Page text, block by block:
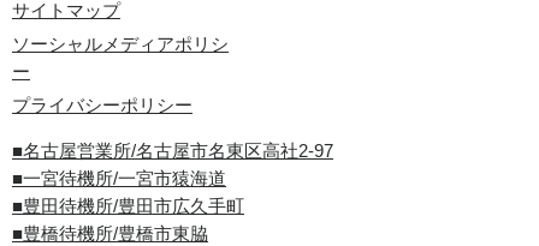
サイトマップ
ソーシャルメディアポリシ
ー
プライバシーポリシー
■名古屋営業所/名古屋市名東区高社2-97
■一宮待機所/一宮市猿海道
■豊田待機所/豊田市広久手町
■豊橋待機所/豊橋市東脇